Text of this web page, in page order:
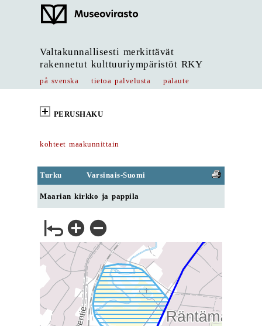
Valtakunnallisesti merkittävät
rakennetut kulttuuriympäristöt RKY
på svenska tietoa palvelusta palaute
PERUSHAKU
kohteet maakunnittain
Turku Varsinais-Suomi
Maarian kirkko ja pappila